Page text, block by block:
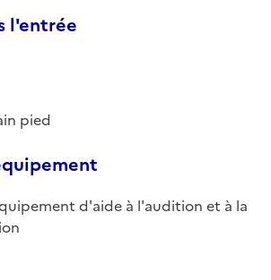
l'entrée
pied
d'aide à l'audition et à la